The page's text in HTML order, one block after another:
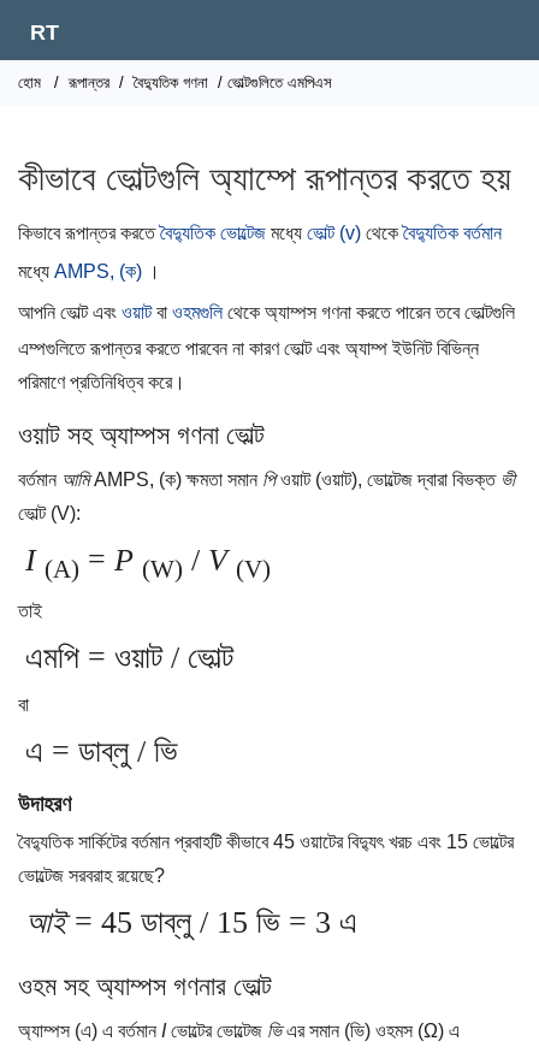
RT
হোম / রূপান্তর / বৈদ্যুতিক গণনা / ভোল্টগুলিতে এমপিএস
কীভাবে ভোল্টগুলি অ্যাম্পে রূপান্তর করতে হয়
কিভাবে রূপান্তর করতেবৈদ্যুতিক ভোল্টেজ মধ্যে ভোল্ট (v) থেকেবৈদ্যুতিক বর্তমান
মধ্যে AMPS, (ক) ।
আপনি ভোল্ট এবং ওয়াটবা ওহমগুলিথেকে অ্যাম্পস গণনা করতে পারেন তবে ভোল্টগুলি
এম্পগুলিতে রূপান্তর করতে পারবেন না কারণ ভোল্ট এবং অ্যাম্প ইউনিট বিভিন্ন
পরিমাণে প্রতিনিধিত্ব করে।
ওয়াট সহ অ্যাম্পস গণনা ভোল্ট
বর্তমান আমিAMPS, (ক) ক্ষমতা সমান পিওয়াট (ওয়াট), ভোল্টেজ দ্বারা বিভক্ত ভী
ভোল্ট (V):
I (A) = P (W) / V (V)
তাই
এমপি = ওয়াট / ভোল্ট
বা
এ = ডাব্লু / ভি
উদাহরণ
বৈদ্যুতিক সার্কিটের বর্তমান প্রবাহটি কীভাবে 45 ওয়াটের বিদ্যুৎ খরচ এবং 15 ভোল্টের
ভোল্টেজ সরবরাহ রয়েছে?
আই= 45 ডাব্লু / 15 ভি = 3 এ
ওহম সহ অ্যাম্পস গণনার ভোল্ট
অ্যাম্পস (এ) এ বর্তমান Iভোল্টের ভোল্টেজ ভিএর সমান (ভি) ওহমস (Ω) এ